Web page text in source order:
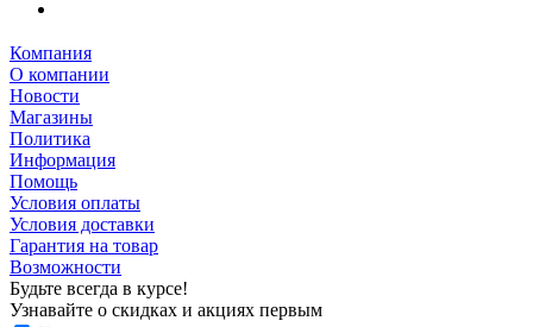
Компания
О компании
Новости
Магазины
Политика
Информация
Помощь
Условия оплаты
Условия доставки
Гарантия на товар
Возможности
Будьте всегда в курсе!
Узнавайте о скидках и акциях первым